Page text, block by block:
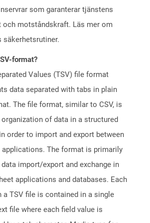
som garanterar tjänstens
och motståndskraft. Läs mer om
säkerhetsrutiner.
format?
Values (TSV) file format
data separated with tabs in plain
The file format, similar to CSV, is
of data in a structured
order to import and export between
The format is primarily
import/export and exchange in
applications and databases. Each
a TSV file is contained in a single
file where each field value is